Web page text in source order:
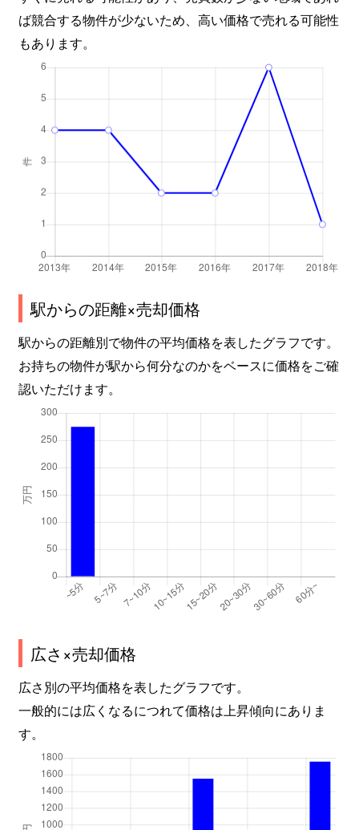
ば競合する物件が少ないため、高い価格で売れる可能性
もあります。
駅からの距離×売却価格
駅からの距離別で物件の平均価格を表したグラフです。
お持ちの物件が駅から何分なのかをベースに価格をご確
認いただけます。
広さ×売却価格
広さ別の平均価格を表したグラフです。
一般的には広くなるにつれて価格は上昇傾向にありま
す。